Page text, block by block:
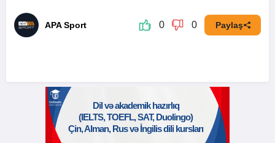
APA Sport 0 0 Paylaş